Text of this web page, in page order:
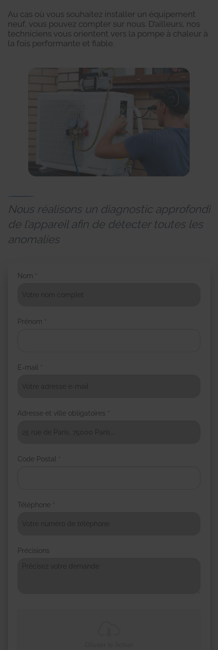
Au cas où vous souhaitez installer un équipement
neuf, vous pouvez compter sur nous. D’ailleurs, nos
techniciens vous orientent vers la pompe à chaleur à
la fois performante et fiable.
Nous réalisons un diagnostic approfondi
de l’appareil afin de détecter toutes les
anomalies
Nom *
Prénom *
E-mail *
Adresse et ville obligatoires *
Code Postal *
Téléphone *
Précisions